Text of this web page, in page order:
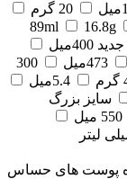
20 گرم
89ml
16.8g
400میل
473میل
300
5.4میل
سایز بزرگ
550 میل
پوست های حساس